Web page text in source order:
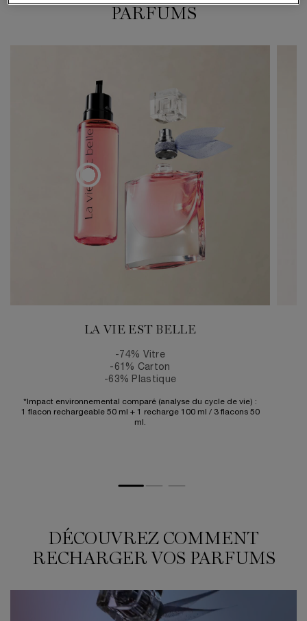
PARFUMS
LA VIE EST BELLE
-74% Vitre
-61% Carton
-63% Plastique
*Impact environnemental comparé (analyse du cycle de vie) :
1 flacon rechargeable 50 ml + 1 recharge 100 ml / 3 flacons 50
ml.
DÉCOUVREZ COMMENT
RECHARGER VOS PARFUMS